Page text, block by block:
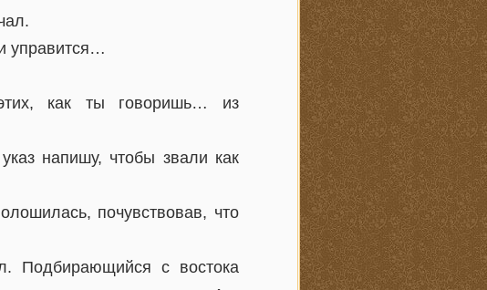
управится…
как ты говоришь… из
напишу, чтобы звали как
почувствовав, что
Подбирающийся с востока